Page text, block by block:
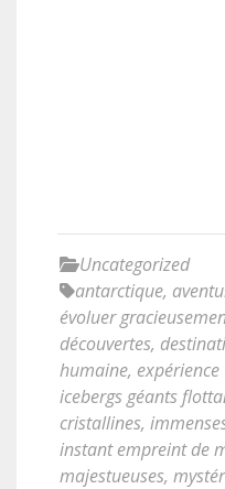
Uncategorized
antarctique,
évoluer
découvertes,
humaine,
icebergs géants
cristallines,
instant empreint de
majestueuses,